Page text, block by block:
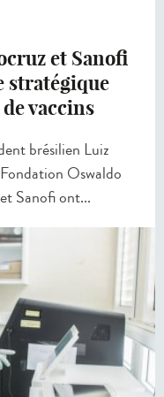
et Sanofi
stratégique
vaccins
brésilien Luiz
Oswaldo
Sanofi ont...